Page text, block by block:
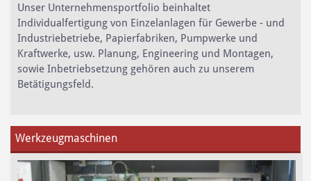
Unser Unternehmensportfolio beinhaltet
Individualfertigung von Einzelanlagen für Gewerbe - und
Industriebetriebe, Papierfabriken, Pumpwerke und
Kraftwerke, usw. Planung, Engineering und Montagen,
sowie Inbetriebsetzung gehören auch zu unserem
Betätigungsfeld.
Werkzeugmaschinen